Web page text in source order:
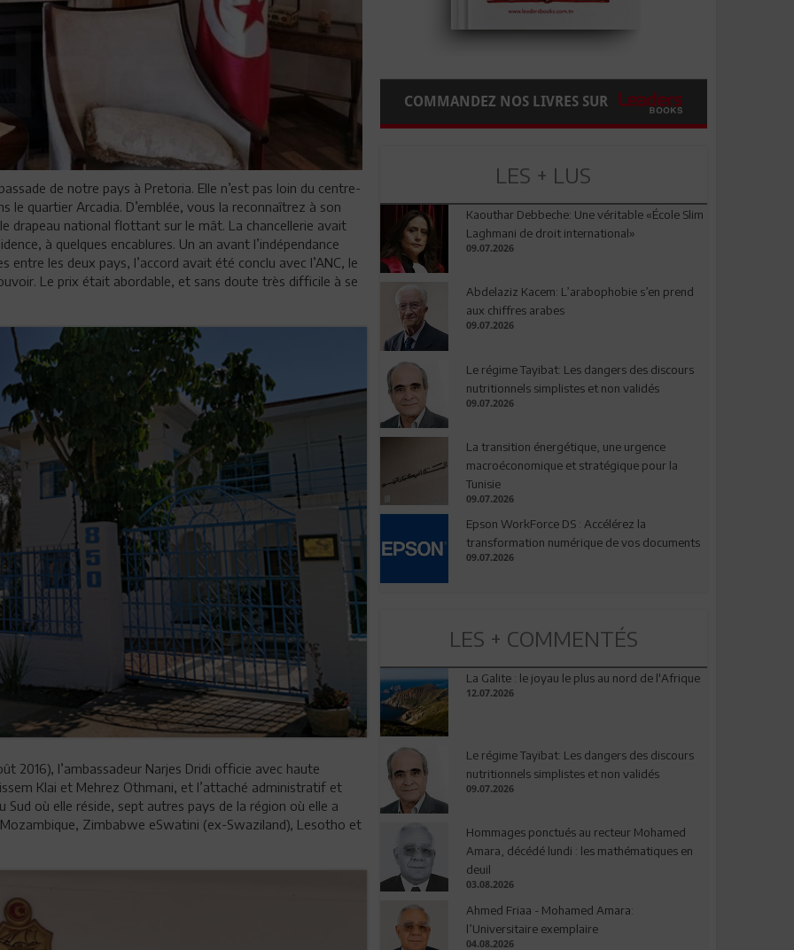
de notre pays à Pretoria. Elle n’est pas loin du centre-
le quartier Arcadia. D’emblée, vous la reconnaîtrez à son
drapeau national flottant sur le mât. La chancellerie avait
à quelques encablures. Un an avant l’indépendance
les deux pays, l’accord avait été conclu avec l’ANC, le
Le prix était abordable, et sans doute très difficile à se
2016), l’ambassadeur Narjes Dridi officie avec haute
Klai et Mehrez Othmani, et l’attaché administratif et
Sud où elle réside, sept autres pays de la région où elle a
Zimbabwe eSwatini (ex-Swaziland), Lesotho et
COMMANDEZ NOS LIVRES SUR
LES + LUS
Kaouthar Debbeche: Une véritable «École Slim
Laghmani de droit international»
09.07.2026
Abdelaziz Kacem: L’arabophobie s’en prend
aux chiffres arabes
09.07.2026
Le régime Tayibat: Les dangers des discours
nutritionnels simplistes et non validés
09.07.2026
La transition énergétique, une urgence
macroéconomique et stratégique pour la
Tunisie
09.07.2026
Epson WorkForce DS : Accélérez la
transformation numérique de vos documents
09.07.2026
LES + COMMENTÉS
La Galite : le joyau le plus au nord de l'Afrique
12.07.2026
Le régime Tayibat: Les dangers des discours
nutritionnels simplistes et non validés
09.07.2026
Hommages ponctués au recteur Mohamed
Amara, décédé lundi : les mathématiques en
deuil
03.08.2026
Ahmed Friaa - Mohamed Amara:
l’Universitaire exemplaire
04.08.2026